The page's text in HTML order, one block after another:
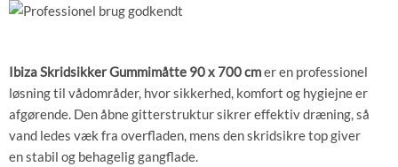
Ibiza Skridsikker Gummimåtte 90 x 700 cmer en professionel
løsning til vådområder, hvor sikkerhed, komfort og hygiejne er
afgørende. Den åbne gitterstruktur sikrer effektiv dræning, så
vand ledes væk fra overfladen, mens den skridsikre top giver
en stabil og behagelig gangflade.